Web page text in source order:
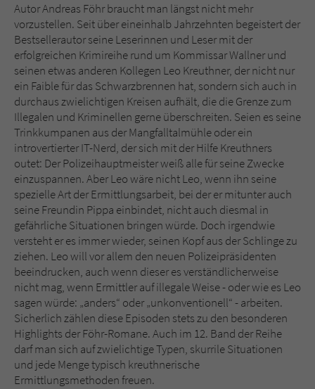
Autor Andreas Föhr braucht man längst nicht mehr
vorzustellen. Seit über eineinhalb Jahrzehnten begeistert der
Bestsellerautor seine Leserinnen und Leser mit der
erfolgreichen Krimireihe rund um Kommissar Wallner und
seinen etwas anderen Kollegen Leo Kreuthner, der nicht nur
ein Faible für das Schwarzbrennen hat, sondern sich auch in
durchaus zwielichtigen Kreisen aufhält, die die Grenze zum
Illegalen und Kriminellen gerne überschreiten. Seien es seine
Trinkkumpanen aus der Mangfalltalmühle oder ein
introvertierter IT-Nerd, der sich mit der Hilfe Kreuthners
outet: Der Polizeihauptmeister weiß alle für seine Zwecke
einzuspannen. Aber Leo wäre nicht Leo, wenn ihn seine
spezielle Art der Ermittlungsarbeit, bei der er mitunter auch
seine Freundin Pippa einbindet, nicht auch diesmal in
gefährliche Situationen bringen würde. Doch irgendwie
versteht er es immer wieder, seinen Kopf aus der Schlinge zu
ziehen. Leo will vor allem den neuen Polizeipräsidenten
beeindrucken, auch wenn dieser es verständlicherweise
nicht mag, wenn Ermittler auf illegale Weise - oder wie es Leo
sagen würde: „anders“ oder „unkonventionell“ - arbeiten.
Sicherlich zählen diese Episoden stets zu den besonderen
Highlights der Föhr-Romane. Auch im 12. Band der Reihe
darf man sich auf zwielichtige Typen, skurrile Situationen
und jede Menge typisch kreuthnerische
Ermittlungsmethoden freuen.